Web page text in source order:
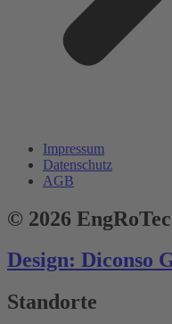
Impressum
Datenschutz
AGB
© 2026
Design: Diconso
Standorte